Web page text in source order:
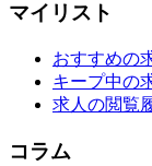
マイリスト
おすすめの
キープ中の
求人の閲覧
コラム